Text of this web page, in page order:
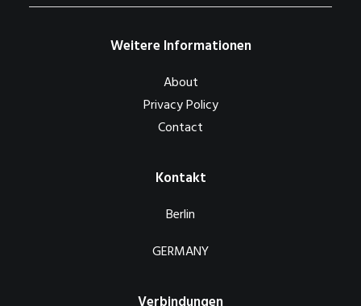
Weitere Informationen
About
Privacy Policy
Contact
Kontakt
Berlin
GERMANY